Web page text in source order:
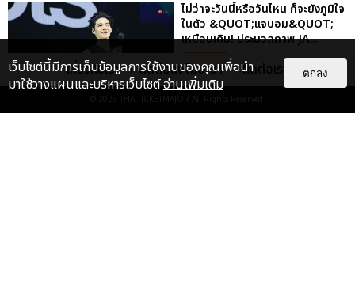
ไม่ว่าจะวันนี้หรือวันไหน ก็จะยังภูมิใจ
ในตัว &QUOT;แจบอม&QUOT;
เหมือนเดิม! ประมวลภาพ JA...
เกี่ยวกับเรา ติดต่อลงโฆษณา ติดต่อเรา
© 2026 THAITICKETMAJOR All Rights Reserved.
เว็บไซต์นี้มีการเก็บข้อมูลการใช้งานของคุณเพื่อนำ
มาใช้วางแผนและบริหารเว็บไซต์อ่านเพิ่มเติม
ตกลง